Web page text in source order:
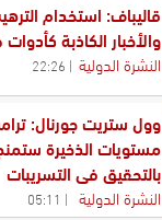
قاليباف: استخدام
والأخبار الكاذبة
النشرة الدولية 22:26
وول ستريت جورنال:
مستويات الذخيرة ستمنح
بالتحقيق في التسريبات
النشرة الدولية 05:11